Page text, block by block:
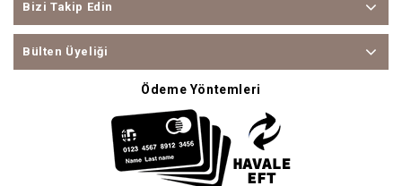
Bizi Takip Edin
Bülten Üyeliği
Ödeme Yöntemleri